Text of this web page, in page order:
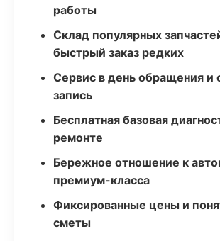
работы
Склад популярных
быстрый заказ редких
Сервис в день обращения и
запись
Бесплатная базовая
ремонте
Бережное отношение к
премиум-класса
Фиксированные цены и
сметы